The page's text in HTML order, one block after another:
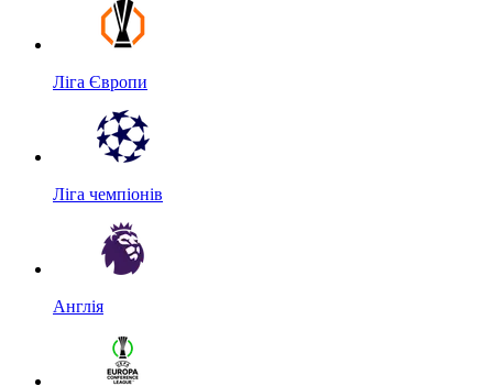
Ліга Європи
Ліга чемпіонів
Англія